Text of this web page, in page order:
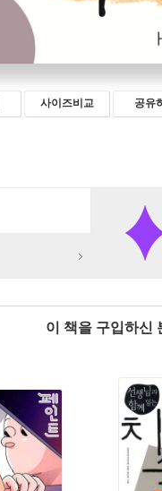
사이즈비교 공유
이 책을 구입하신